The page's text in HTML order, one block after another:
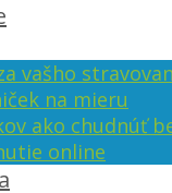
vašho
na mieru
ako chudnúť
online